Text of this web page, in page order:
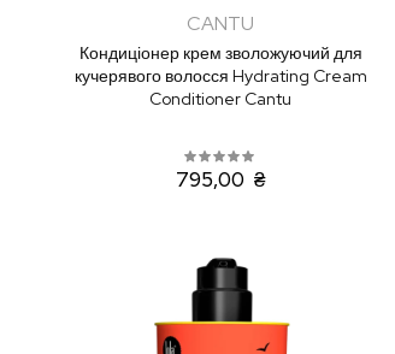
CANTU
Кондиціонер крем зволожуючий для
кучерявого волосся Hydrating Cream
Conditioner Cantu
795,00 ₴